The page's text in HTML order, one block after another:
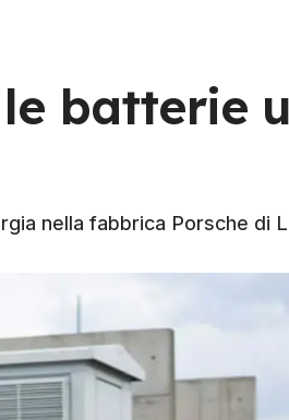
batterie
nella fabbrica Porsche di